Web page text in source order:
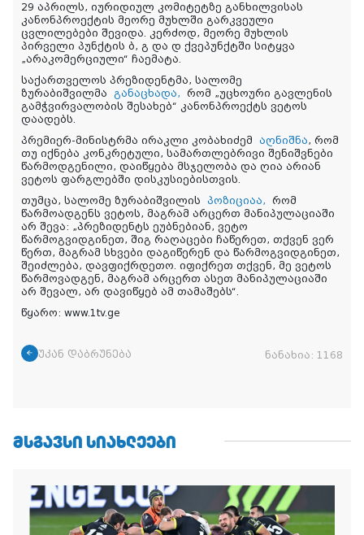
29 აპრილს, იურიდიულ კომიტეტზე განხილვისას
კანონპროექტის მეორე მუხლში გარკვეული
ცვლილებები შევიდა. კერძოდ, მეორე მუხლის
პირველი პუნქტის ბ, გ და დ ქვეპუნქტში სიტყვა
„არაკომერციული“ ჩაემატა.
საქართველოს პრეზიდენტმა, სალომე
ზურაბიშვილმა განაცხადა, რომ „უცხოური გავლენის
გამჭვირვალობის შესახებ“ კანონპროექტს ვეტოს
დაადებს.
პრემიერ-მინისტრმა ირაკლი კობახიძემ აღნიშნა, რომ
თუ იქნება კონკრეტული, სამართლებრივი შენიშვნები
წარმოდგენილი, დაიწყება მსჯელობა და ღია არიან
ვეტოს ფარგლებში დისკუსიებისთვის.
თუმცა, სალომე ზურაბიშვილის პოზიციაა, რომ
წარმოადგენს ვეტოს, მაგრამ არცერთ მანიპულაციაში
არ შევა: „პრეზიდენტს ეუბნებიან, ვეტო
წარმოგვიდგინეთ, შიგ რაღაცები ჩაწერეთ, თქვენ ვერ
წერთ, მაგრამ სხვები დაგიწერენ და წარმოგვიდგინეთ,
შეიძლება, დავფიქრდეთო. იფიქრეთ თქვენ, მე ვეტოს
წარმოვადგენ, მაგრამ არცერთ ასეთ მანიპულაციაში
არ შევალ, არ დავიწყებ ამ თამაშებს“.
წყარო: www.1tv.ge
უკან დაბრუნება ნანახია: 1168
ᲛᲡᲒᲐᲕᲡᲘ ᲡᲘᲐᲮᲚᲔᲔᲑᲘ